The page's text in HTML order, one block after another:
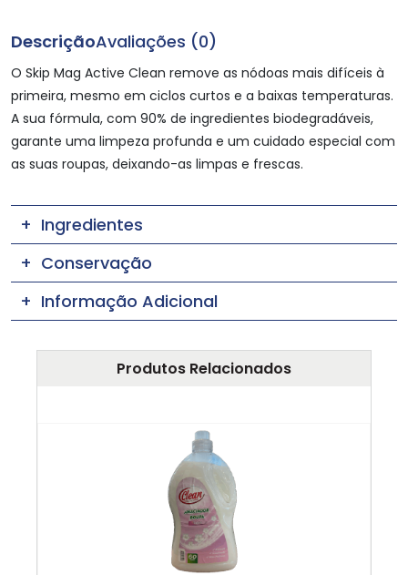
DescriçãoAvaliações (0)
O Skip Mag Active Clean remove as nódoas mais difíceis à
primeira, mesmo em ciclos curtos e a baixas temperaturas.
A sua fórmula, com 90% de ingredientes biodegradáveis,
garante uma limpeza profunda e um cuidado especial com
as suas roupas, deixando-as limpas e frescas.
Ingredientes
Conservação
Informação Adicional
Produtos Relacionados